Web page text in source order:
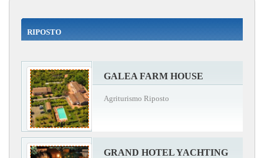
RIPOSTO
GALEA FARM HOUSE
Agriturismo Riposto
GRAND HOTEL YACHTING